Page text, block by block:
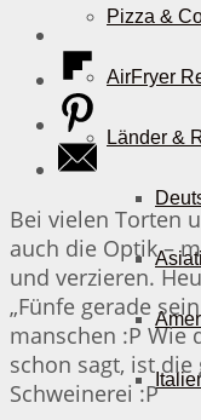
Pizza &
AirFryer
Länder &
Bei vielen Torten
auch die Optik –
und verzieren.
„Fünfe gerade
manschen :P Wie
schon sagt, ist
Schweinerei :P